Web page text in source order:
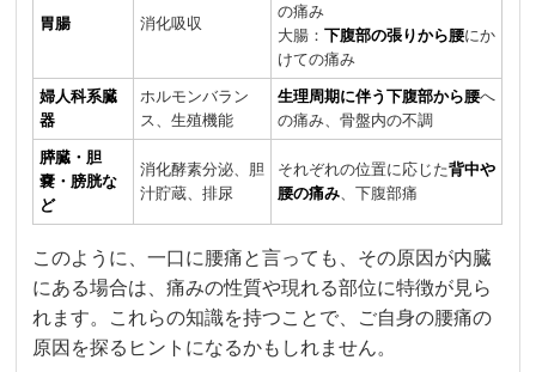
胃腸 消化吸収
の痛み
大腸：下腹部の張りから腰にか
けての痛み
婦人科系臓
器
ホルモンバラン
ス、生殖機能
生理周期に伴う下腹部から腰へ
の痛み、骨盤内の不調
膵臓・胆
嚢・膀胱な
ど
消化酵素分泌、胆
汁貯蔵、排尿
それぞれの位置に応じた背中や
腰の痛み 、下腹部痛
このように、一口に腰痛と言っても、その原因が内臓
にある場合は、痛みの性質や現れる部位に特徴が見ら
れます。これらの知識を持つことで、ご自身の腰痛の
原因を探るヒントになるかもしれません。